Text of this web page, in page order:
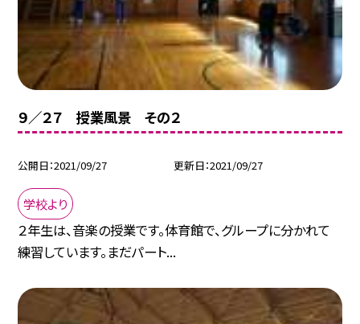
９／２７ 授業風景 その２
公開日 2021/09/27 更新日 2021/09/27
学校より
２年生は、音楽の授業です。体育館で、グループに分かれて
練習しています。まだパート...